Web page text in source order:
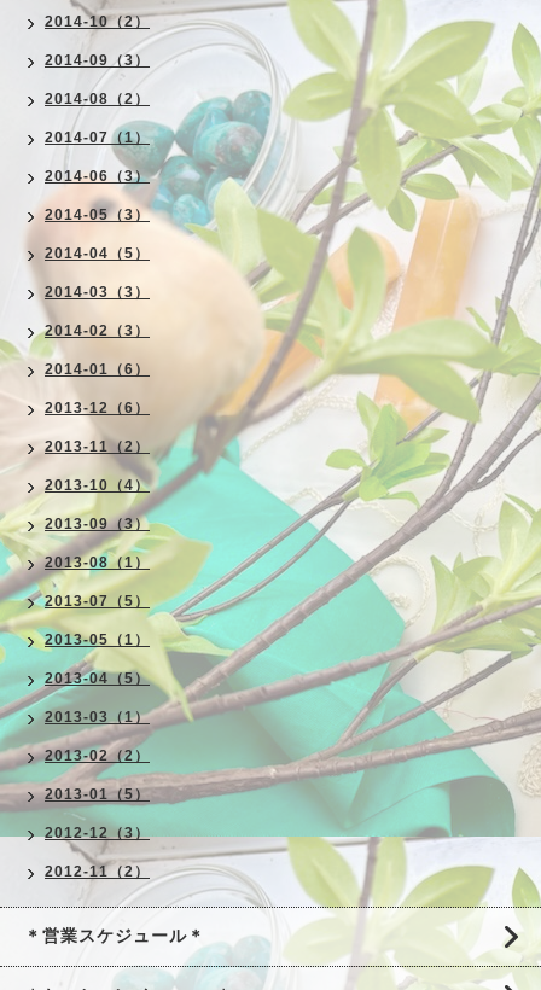
2014-10（2）
2014-09（3）
2014-08（2）
2014-07（1）
2014-06（3）
2014-05（3）
2014-04（5）
2014-03（3）
2014-02（3）
2014-01（6）
2013-12（6）
2013-11（2）
2013-10（4）
2013-09（3）
2013-08（1）
2013-07（5）
2013-05（1）
2013-04（5）
2013-03（1）
2013-02（2）
2013-01（5）
2012-12（3）
2012-11（2）
＊営業スケジュール＊